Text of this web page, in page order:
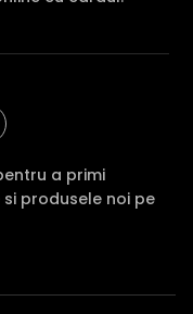
a primi
produsele noi pe